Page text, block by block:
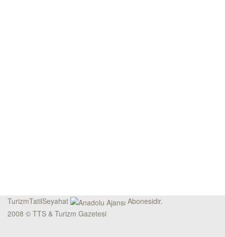
TurizmTatilSeyahat
Abonesidir.
2008 © TTS & Turizm Gazetesi